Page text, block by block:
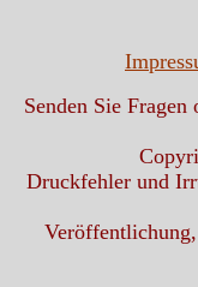
Senden Sie
Druckfehler und